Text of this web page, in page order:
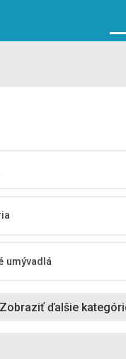
umývadlá
Zobraziť ďalšie